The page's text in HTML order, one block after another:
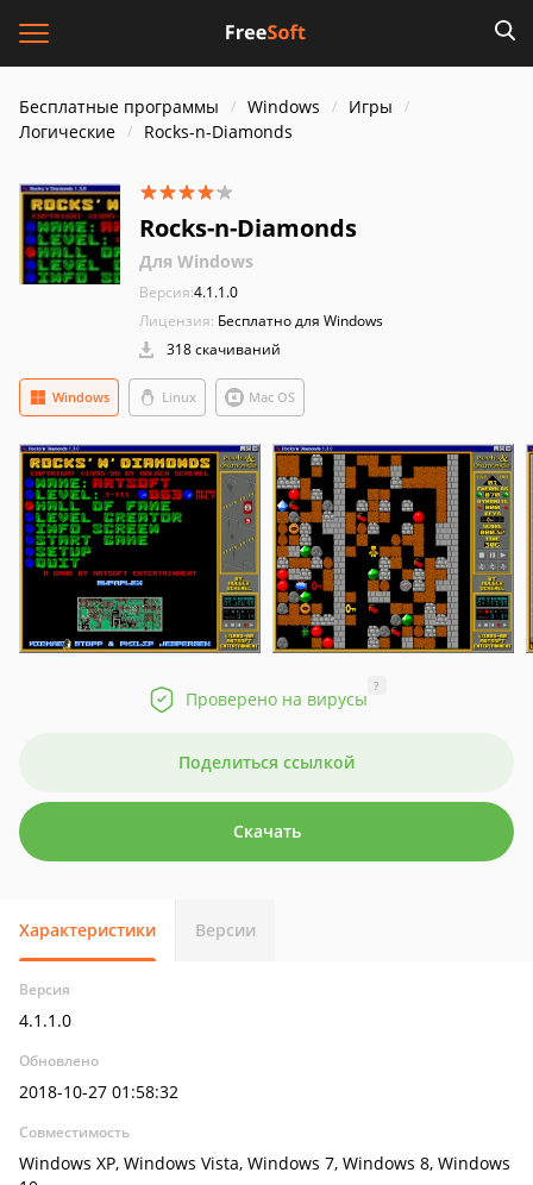
Бесплатные программы Windows
Игры
Логические
Rocks-n-Diamonds
Rocks-n-Diamonds
Для Windows
Версия:4.1.1.0
Лицензия: Бесплатно для Windows
318 скачиваний
Windows Linux Mac OS
Проверено на вирусы
?
Поделиться ссылкой
Скачать
Характеристики Версии
Версия
4.1.1.0
Обновлено
2018-10-27 01:58:32
Совместимость
Windows XP, Windows Vista, Windows 7, Windows 8, Windows